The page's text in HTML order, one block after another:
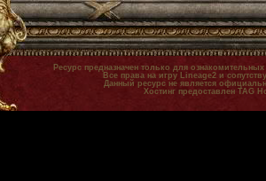
Ресурс предназначен только для
Все права на игру Lineage2 и
Данный ресурс не является
Хостинг предоставлен TAG